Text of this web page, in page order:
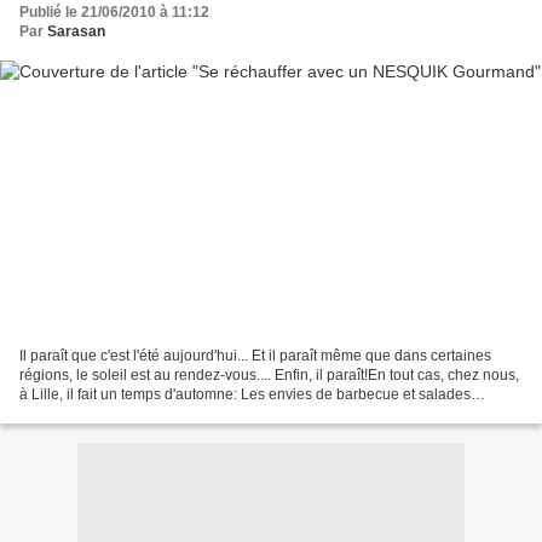
Publié le 21/06/2010 à 11:12
Par Sarasan
Il paraît que c'est l'été aujourd'hui... Et il paraît même que dans certaines
régions, le soleil est au rendez-vous.... Enfin, il paraît!En tout cas, chez nous,
à Lille, il fait un temps d'automne: Les envies de barbecue et salades